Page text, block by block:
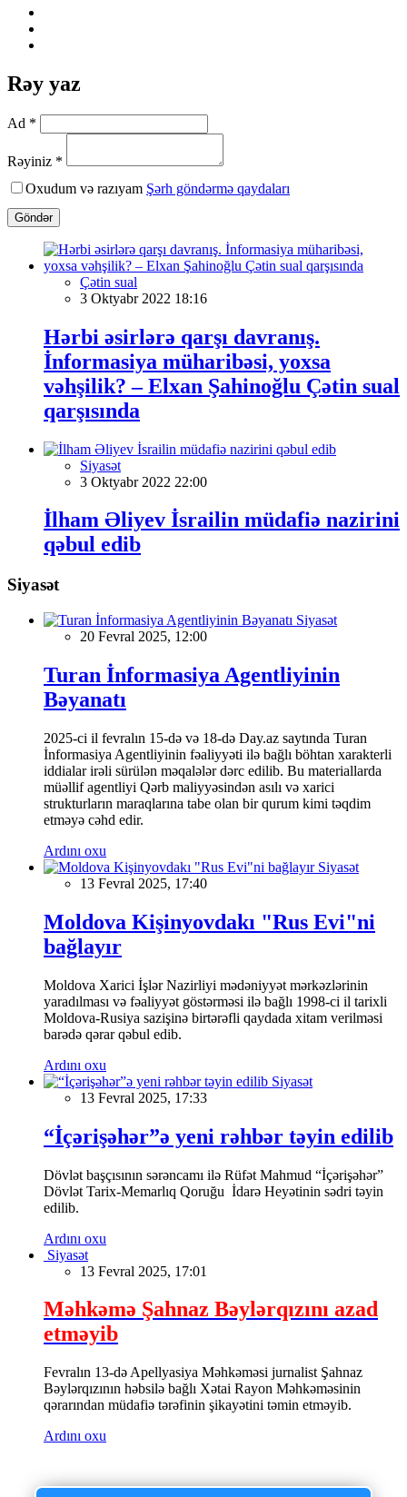
Rəy yaz
Ad *
Rəyiniz *
Oxudum və razıyam Şərh göndərmə qaydaları
Göndər
Çətin sual
3 Oktyabr 2022 18:16
Hərbi əsirlərə qarşı davranış.
İnformasiya müharibəsi, yoxsa
vəhşilik? – Elxan Şahinoğlu Çətin sual
qarşısında
Siyasət
3 Oktyabr 2022 22:00
İlham Əliyev İsrailin müdafiə nazirini
qəbul edib
Siyasət
Siyasət
20 Fevral 2025, 12:00
Turan İnformasiya Agentliyinin
Bəyanatı
2025-ci il fevralın 15-də və 18-də Day.az saytında Turan
İnformasiya Agentliyinin fəaliyyəti ilə bağlı böhtan xarakterli
iddialar irəli sürülən məqalələr dərc edilib. Bu materiallarda
müəllif agentliyi Qərb maliyyəsindən asılı və xarici
strukturların maraqlarına tabe olan bir qurum kimi təqdim
etməyə cəhd edir.
Ardını oxu
Siyasət
13 Fevral 2025, 17:40
Moldova Kişinyovdakı "Rus Evi"ni
bağlayır
Moldova Xarici İşlər Nazirliyi mədəniyyət mərkəzlərinin
yaradılması və fəaliyyət göstərməsi ilə bağlı 1998-ci il tarixli
Moldova-Rusiya sazişinə birtərəfli qaydada xitam verilməsi
barədə qərar qəbul edib.
Ardını oxu
Siyasət
13 Fevral 2025, 17:33
“İçərişəhər”ə yeni rəhbər təyin edilib
Dövlət başçısının sərəncamı ilə Rüfət Mahmud “İçərişəhər”
Dövlət Tarix-Memarlıq Qoruğu İdarə Heyətinin sədri təyin
edilib.
Ardını oxu
Siyasət
13 Fevral 2025, 17:01
Məhkəmə Şahnaz Bəylərqızını azad
etməyib
Fevralın 13-də Apellyasiya Məhkəməsi jurnalist Şahnaz
Bəylərqızının həbsilə bağlı Xətai Rayon Məhkəməsinin
qərarından müdafiə tərəfinin şikayətini təmin etməyib.
Ardını oxu